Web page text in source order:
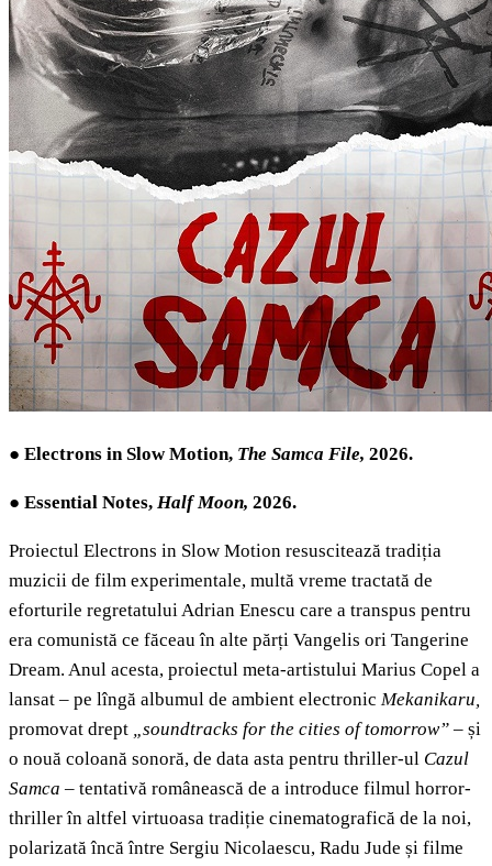
● Electrons in Slow Motion, The Samca File, 2026.
● Essential Notes, Half Moon, 2026.
Proiectul Electrons in Slow Motion resuscitează tradiția
muzicii de film experimentale, multă vreme tractată de
eforturile regretatului Adrian Enescu care a transpus pentru
era comunistă ce făceau în alte părți Vangelis ori Tangerine
Dream. Anul acesta, proiectul meta-artistului Marius Copel a
lansat – pe lîngă albumul de ambient electronic Mekanikaru,
promovat drept „soundtracks for the cities of tomorrow” – și
o nouă coloană sonoră, de data asta pentru thriller-ul Cazul
Samca – tentativă românească de a introduce filmul horror-
thriller în altfel virtuoasa tradiție cinematografică de la noi,
polarizată încă între Sergiu Nicolaescu, Radu Jude și filme